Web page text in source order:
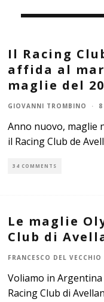
Il Racing
affida al
maglie del
GIOVANNI TROMBINO ·
Anno nuovo, maglie
il Racing Club de
34 COMMENTS
Le maglie
Club di
FRANCESCO DEL
Voliamo in
Racing Club di